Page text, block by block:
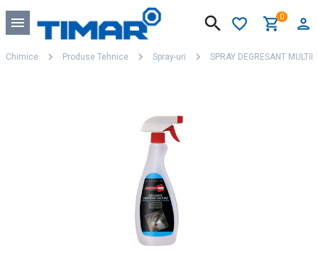
0
Chimice Produse Tehnice Spray-uri SPRAY DEGRESANT